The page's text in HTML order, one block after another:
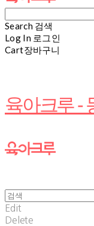
Search 검색
Log In 로그인
Cart장바구니
육아크루 -
Edit
Delete